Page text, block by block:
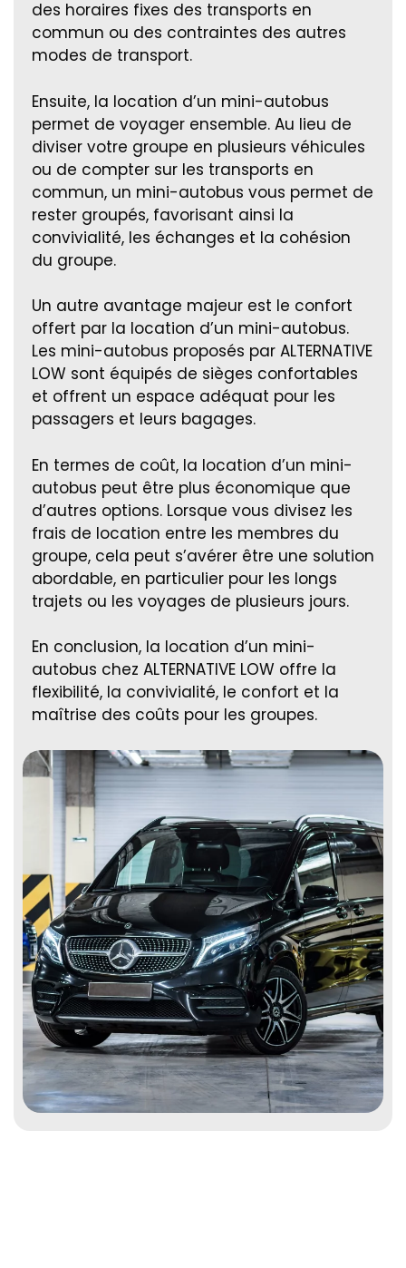
des horaires fixes des transports en
commun ou des contraintes des autres
modes de transport.
Ensuite, la location d’un mini-autobus
permet de voyager ensemble. Au lieu de
diviser votre groupe en plusieurs véhicules
ou de compter sur les transports en
commun, un mini-autobus vous permet de
rester groupés, favorisant ainsi la
convivialité, les échanges et la cohésion
du groupe.
Un autre avantage majeur est le confort
offert par la location d’un mini-autobus.
Les mini-autobus proposés par ALTERNATIVE
LOW sont équipés de sièges confortables
et offrent un espace adéquat pour les
passagers et leurs bagages.
En termes de coût, la location d’un mini-
autobus peut être plus économique que
d’autres options. Lorsque vous divisez les
frais de location entre les membres du
groupe, cela peut s’avérer être une solution
abordable, en particulier pour les longs
trajets ou les voyages de plusieurs jours.
En conclusion, la location d’un mini-
autobus chez ALTERNATIVE LOW offre la
flexibilité, la convivialité, le confort et la
maîtrise des coûts pour les groupes.